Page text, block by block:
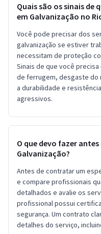
Quais são os sinais de
em Galvanização no
Você pode precisar dos
galvanização se estiver
necessitam de proteção
Sinais de que você
de ferrugem, desgaste do
a durabilidade e
agressivos.
O que devo fazer
Galvanização?
Antes de contratar um
e compare profissionais
detalhados e avalie os
profissional possui
segurança. Um contrato
detalhes do serviço,